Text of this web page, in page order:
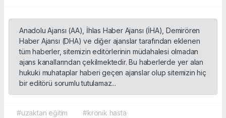
Anadolu Ajansı (AA), İhlas Haber Ajansı (İHA), Demirören
Haber Ajansı (DHA) ve diğer ajanslar tarafından eklenen
tüm haberler, sitemizin editörlerinin müdahalesi olmadan
ajans kanallarından çekilmektedir. Bu haberlerde yer alan
hukuki muhataplar haberi geçen ajanslar olup sitemizin hiç
bir editörü sorumlu tutulamaz...
#uzaktan eğitim #kronik hasta